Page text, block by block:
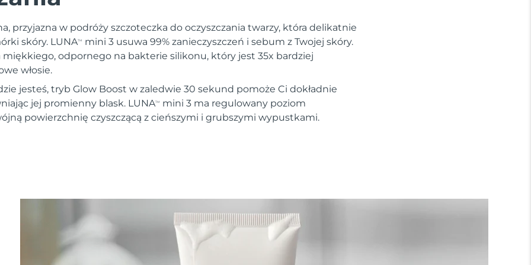
przyjazna w podróży szczoteczka do oczyszczania twarzy, która delikatnie
skóry. LUNATM
mini 3 usuwa 99% zanieczyszczeń i sebum z Twojej skóry.
odpornego na bakterie silikonu, który jest 35x bardziej
włosie.
jesteś, tryb Glow Boost w zaledwie 30 sekund pomoże Ci dokładnie
jej promienny blask. LUNATM
mini 3 ma regulowany poziom
powierzchnię czyszczącą z cieńszymi i grubszymi wypustkami.